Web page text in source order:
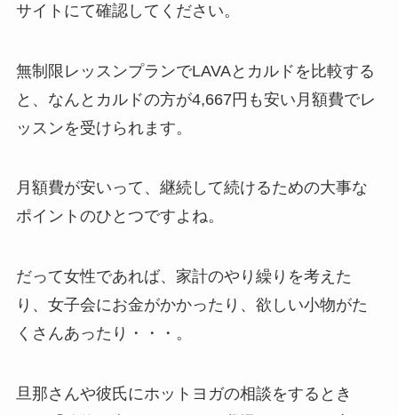
サイトにて確認してください。
無制限レッスンプランでLAVAとカルドを比較する
と、なんと カルドの方が4,667円も安い月額費でレ
ッスンを受けられます。
月額費が安いって、継続して続けるための大事な
ポイントのひとつですよね。
だって女性であれば、家計のやり繰りを考えた
り、女子会にお金がかかったり、欲しい小物がた
くさんあったり・・・。
旦那さんや彼氏にホットヨガの相談をするとき